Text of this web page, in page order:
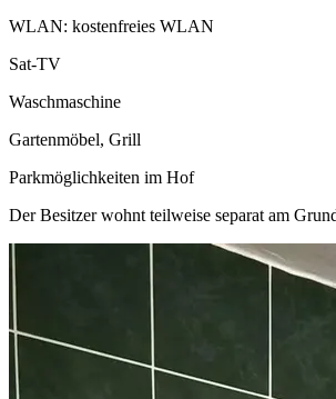
WLAN: kostenfreies WLAN
Sat-TV
Waschmaschine
Gartenmöbel, Grill
Parkmöglichkeiten im Hof
Der Besitzer wohnt teilweise separat am